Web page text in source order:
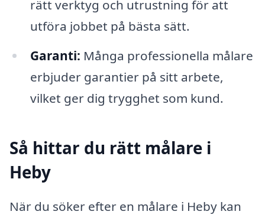
rätt verktyg och utrustning för att
utföra jobbet på bästa sätt.
Garanti: Många professionella målare
erbjuder garantier på sitt arbete,
vilket ger dig trygghet som kund.
Så hittar du rätt målare i
Heby
När du söker efter en målare i Heby kan